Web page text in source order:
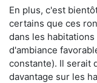
En plus, c'est
certains que ces
dans les
d'ambiance
constante). Il serait
davantage sur les